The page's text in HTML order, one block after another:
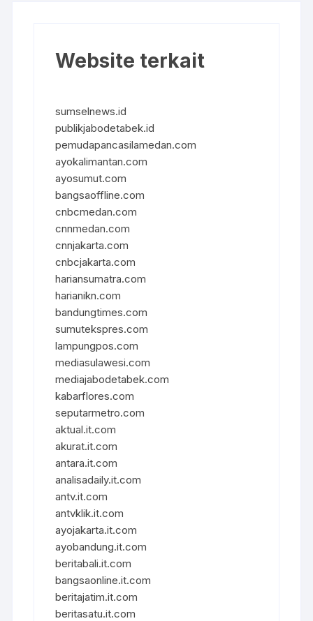
Website terkait
sumselnews.id
publikjabodetabek.id
pemudapancasilamedan.com
ayokalimantan.com
ayosumut.com
bangsaoffline.com
cnbcmedan.com
cnnmedan.com
cnnjakarta.com
cnbcjakarta.com
hariansumatra.com
harianikn.com
bandungtimes.com
sumutekspres.com
lampungpos.com
mediasulawesi.com
mediajabodetabek.com
kabarflores.com
seputarmetro.com
aktual.it.com
akurat.it.com
antara.it.com
analisadaily.it.com
antv.it.com
antvklik.it.com
ayojakarta.it.com
ayobandung.it.com
beritabali.it.com
bangsaonline.it.com
beritajatim.it.com
beritasatu.it.com